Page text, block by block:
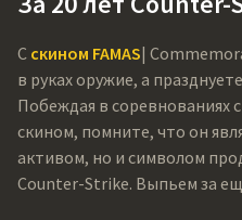
С скином FAMAS|
в руках оружие, а
Побеждая в соревнованиях
скином, помните, что он
активом, но и символом
Counter-Strike. Выпьем за